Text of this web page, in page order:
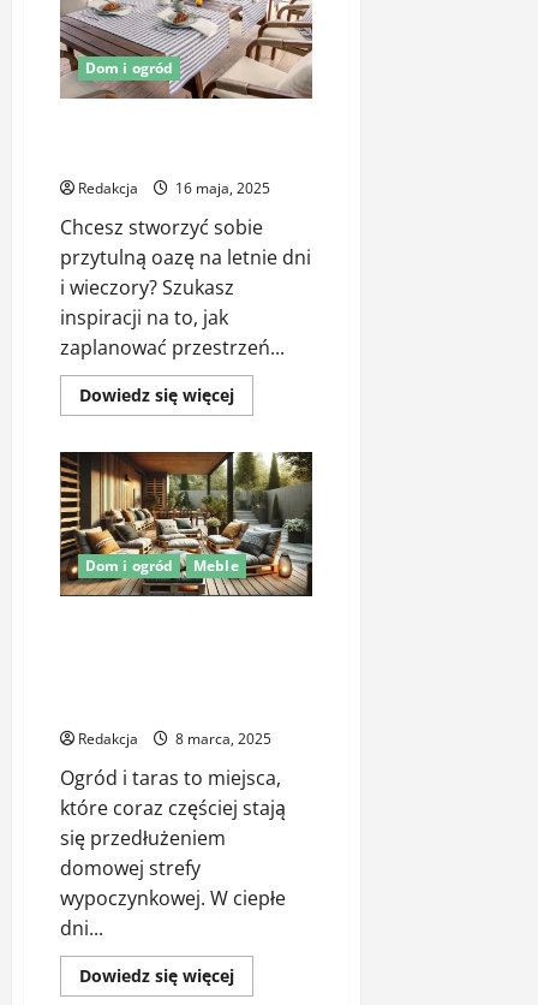
–
jak
efektywnie
magazynować
deszczówkę
w
Dom i ogród
Redakcja 16 maja, 2025
Chcesz stworzyć sobie
przytulną oazę na letnie dni
i wieczory? Szukasz
inspiracji na to, jak
zaplanować przestrzeń...
Dowiedz się więcejDowiedz
się
Najciekawsze
pomysły
do
ogrodu
–
aranżacje
2025
Dom i ogród Meble
Redakcja 8 marca, 2025
Ogród i taras to miejsca,
które coraz częściej stają
się przedłużeniem
domowej strefy
wypoczynkowej. W ciepłe
dni...
Dowiedz się więcejDowiedz
się